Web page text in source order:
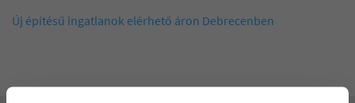
Új építésű ingatlanok elérhető áron Debrecenben